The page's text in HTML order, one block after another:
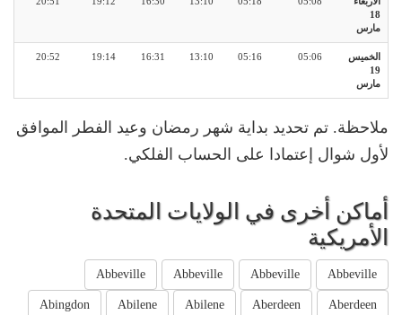
18
مارس
الخميس
19
مارس
05:06
05:16
13:10
16:31
19:14
20:52
ملاحظة. تم تحديد بداية شهر رمضان وعيد الفطر الموافق
لأول شوال إعتمادا على الحساب الفلكي.
أماكن أخرى في الولايات المتحدة
الأمريكية
Abbeville
Abbeville
Abbeville
Abbeville
Aberdeen
Aberdeen
Abilene
Abilene
Abingdon